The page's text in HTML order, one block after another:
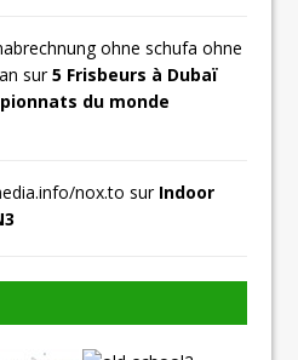
ohne schufa ohne
sur5 Frisbeurs à Dubaï
du monde
nox.to sur Indoor